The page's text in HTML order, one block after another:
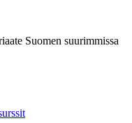
Suomen suurimmissa